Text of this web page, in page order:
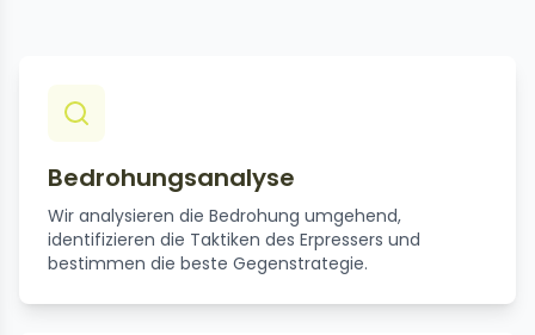
Bedrohungsanalyse
Wir analysieren die Bedrohung umgehend,
identifizieren die Taktiken des Erpressers und
bestimmen die beste Gegenstrategie.